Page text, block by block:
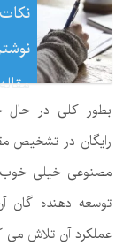
بطور کلی در حال
رایگان در تشخیص
مصنوعی خیلی خوب
توسعه دهنده گان
عملکرد آن تلاش می